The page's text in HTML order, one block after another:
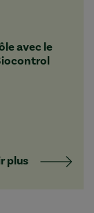
avec le
plus